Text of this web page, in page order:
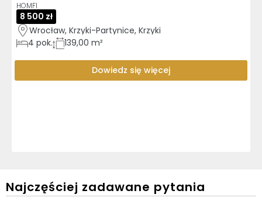
HOMFI
8 500 zł
Wrocław, Krzyki-Partynice, Krzyki
4 pok. 139,00 m²
Dowiedz się więcej
Najczęściej zadawane pytania